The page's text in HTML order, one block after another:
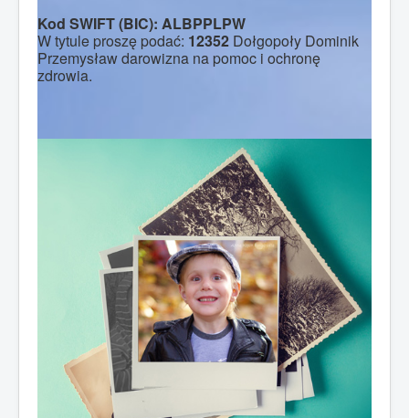
Kod SWIFT (BIC): ALBPPLPW
W tytule proszę podać: 12352 Dołgopoły Dominik
Przemysław darowizna na pomoc i ochronę
zdrowia.